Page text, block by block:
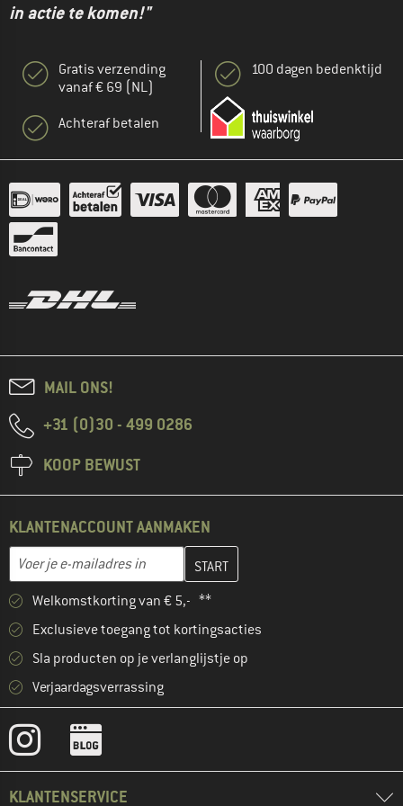
in actie te komen!"
Gratis verzending
vanaf € 69 (NL)
Achteraf betalen
100 dagen bedenktijd
MAIL ONS!
+31 (0)30 - 499 0286
KOOP BEWUST
KLANTENACCOUNT AANMAKEN
E-mailadres
Vul je e-mailadres hier in en maak in de volgende stap je
Welkomstkorting van € 5,- **
Exclusieve toegang tot kortingsacties
Sla producten op je verlanglijstje op
Verjaardagsverrassing
KLANTENSERVICE